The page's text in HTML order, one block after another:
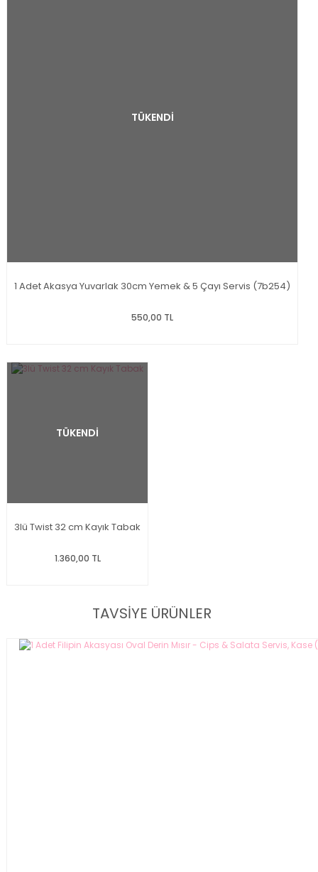
TÜKENDİ
1 Adet Akasya Yuvarlak 30cm Yemek & 5 Çayı Servis (7b254)
550,00 TL
TÜKENDİ
3lü Twist 32 cm Kayık Tabak
1.360,00 TL
TAVSİYE ÜRÜNLER